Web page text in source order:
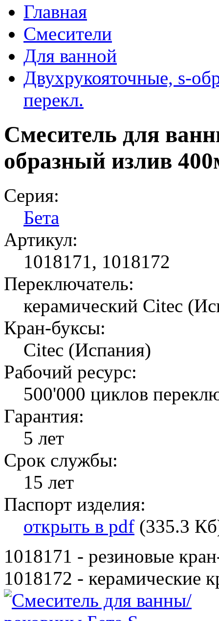
Главная
Смесители
Для ванной
Двухрукояточные,
перекл.
Смеситель для
образный излив
Серия:
Бета
Артикул:
1018171, 1018172
Переключатель:
керамический Citec
Кран-буксы:
Citec (Испания)
Рабочий ресурс:
500'000 циклов
Гарантия:
5 лет
Срок службы:
15 лет
Паспорт изделия:
открыть в pdf (335.3
1018171 - резиновые
1018172 - керамические